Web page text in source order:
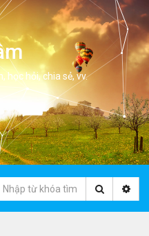
học hỏi, chia sẻ, vv.